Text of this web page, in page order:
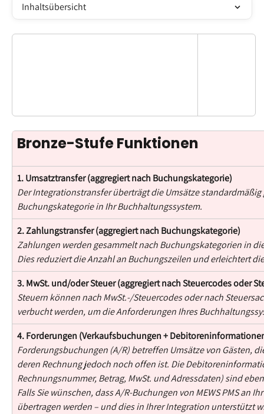
Inhaltsübersicht
Bronze-Stufe Funktionen
1. Umsatztransfer (aggregiert nach Buchungskategorie)
Der Integrationstransfer überträgt die Umsätze
Buchungskategorie in Ihr Buchhaltungssystem.
2. Zahlungstransfer (aggregiert nach Buchungskategorie)
Zahlungen werden gesammelt nach Buchungskategorien in
Dies reduziert die Anzahl an Buchungszeilen und erleichtert
3. MwSt. und/oder Steuer (aggregiert nach Steuercodes oder
Steuern können nach MwSt.-/Steuercodes oder nach
verbucht werden, um die Anforderungen Ihres
4. Forderungen (Verkaufsbuchungen +
Forderungsbuchungen (A/R) betreffen Umsätze von Gästen,
deren Rechnung jedoch noch offen ist. Die
Rechnungsnummer, Betrag, MwSt. und Adressdaten) sind
Falls Sie wünschen, dass A/R-Buchungen von MEWS PMS an
übertragen werden – und dies in Ihrer Integration unterstützt